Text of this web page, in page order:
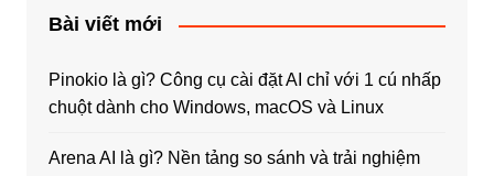
Bài viết mới
Pinokio là gì? Công cụ cài đặt AI chỉ với 1 cú nhấp
chuột dành cho Windows, macOS và Linux
Arena AI là gì? Nền tảng so sánh và trải nghiệm